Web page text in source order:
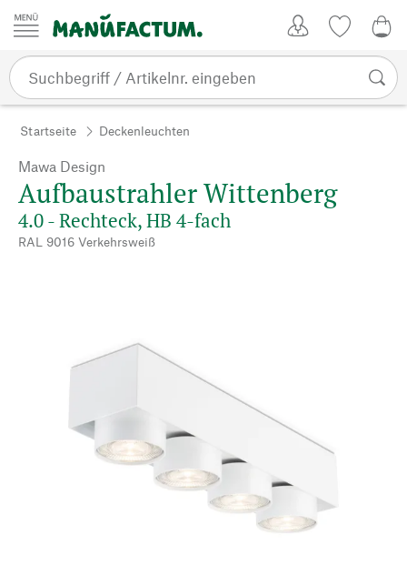
Zum Inhalt springen
Startseite Deckenleuchten
Mawa Design
Aufbaustrahler Wittenberg
4.0 - Rechteck, HB 4-fach
RAL 9016 Verkehrsweiß